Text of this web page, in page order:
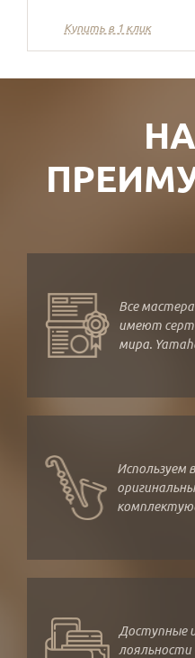
Купить в 1 клик
Все
имеют
мира.
Используем
Доступные